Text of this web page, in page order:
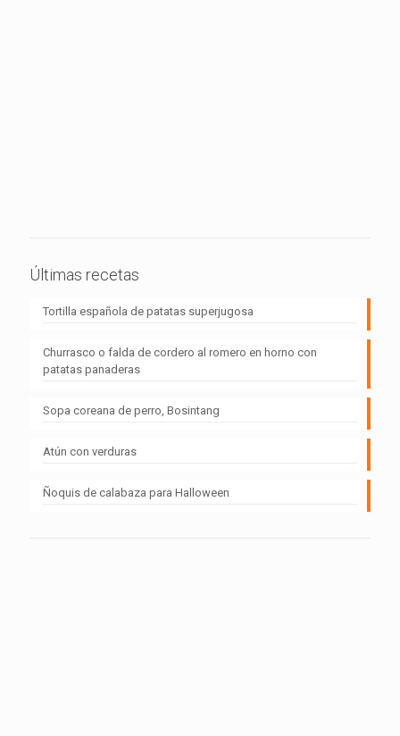
Últimas recetas
Tortilla española de patatas superjugosa
Churrasco o falda de cordero al romero en horno con
patatas panaderas
Sopa coreana de perro, Bosintang
Atún con verduras
Ñoquis de calabaza para Halloween